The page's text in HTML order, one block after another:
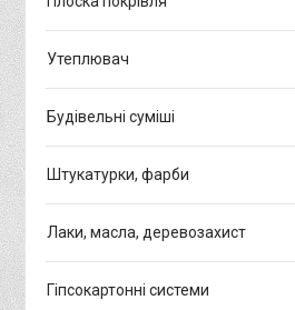
Утеплювач
Будівельні суміші
Штукатурки, фарби
Лаки, масла, деревозахист
Гіпсокартонні системи